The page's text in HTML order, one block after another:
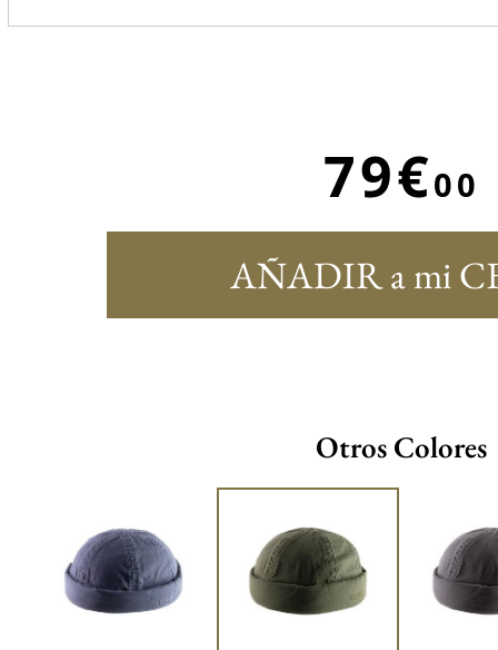
79€00
AÑADIR a mi
Otros Colores